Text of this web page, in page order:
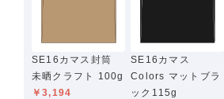
SE16カマス封筒
未晒クラフト 100g
￥3,194
SE16カマス
Colors マットブラ
ック115g